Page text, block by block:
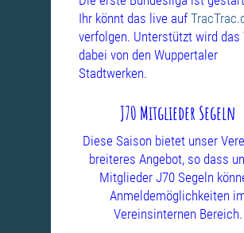
Ihr könnt das live auf
verfolgen. Unterstützt wird das
dabei von den Wuppertaler
Stadtwerken.
J70 Mitglieder Segeln
Diese Saison bietet unser
breiteres Angebot, so dass
Mitglieder J70 Segeln
Anmeldemöglichkeiten
Vereinsinternen Bereich.